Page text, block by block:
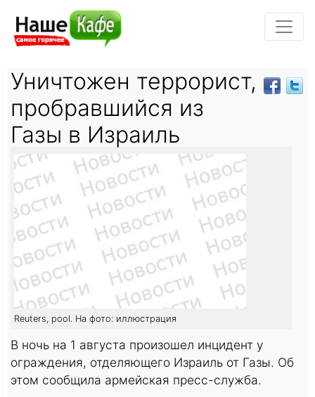
Уничтожен террорист,
пробравшийся из
Газы в Израиль
Reuters, pool. На фото: иллюстрация
В ночь на 1 августа произошел инцидент у
ограждения, отделяющего Израиль от Газы. Об
этом сообщила армейская пресс-служба.